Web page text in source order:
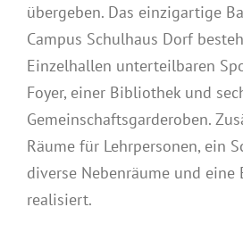
übergeben. Das einzigartige
Campus Schulhaus Dorf
Einzelhallen unterteilbaren
Foyer, einer Bibliothek und
Gemeinschaftsgarderoben.
Räume für Lehrpersonen, ein
diverse Nebenräume und eine
realisiert.